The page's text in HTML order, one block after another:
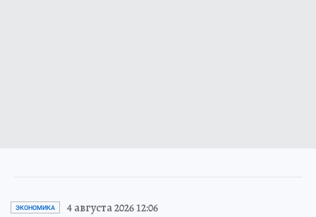
ЭКОНОМИКА 4 августа 2026 12:06